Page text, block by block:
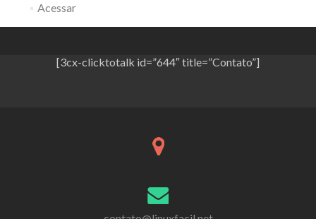
Acessar
[3cx-clicktotalk id=”644″ title=”Contato”]